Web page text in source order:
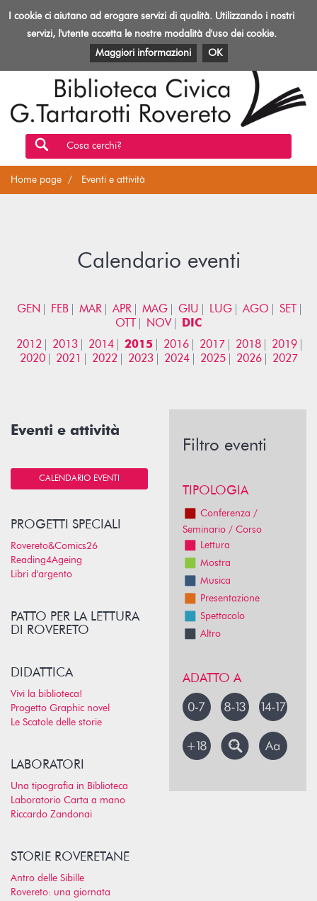
Toggle
Biblioteca
Rovereto
EVENTI E ATTIVITÀ PATRIMONIO E RISORSE
Cosa cerchi?
Home page Eventi e attività
Calendario eventi
GEN FEB MAR APR MAG GIU LUG AGO
SET
OTT
NOV
DIC
2012
2013 2014 2015 2016 2017 2018
2019
2020
2021 2022 2023 2024 2025 2026 2027
Eventi e attività
CALENDARIO EVENTI
PROGETTI SPECIALI
Rovereto&Comics26
Reading4Ageing
Libri d'argento
PATTO PER LA LETTURA
DI ROVERETO
DIDATTICA
Vivi la biblioteca!
Progetto Graphic novel
Le Scatole delle storie
LABORATORI
Una tipografia in Biblioteca
Laboratorio Carta a mano
Riccardo Zandonai
STORIE ROVERETANE
Antro delle Sibille
Rovereto: una giornata
Filtro eventi
TIPOLOGIA
Conferenza /
Seminario / Corso
Lettura
Mostra
Musica
Presentazione
Spettacolo
Altro
ADATTO A
I cookie ci aiutano ad erogare servizi di qualità. Utilizzando i nostri
servizi, l'utente accetta le nostre modalità d'uso dei cookie.
Maggiori informazioni
OK